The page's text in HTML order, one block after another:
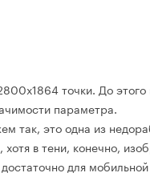
точки. До
параметра.
так, это одна из
хотя в тени, конечно,
для